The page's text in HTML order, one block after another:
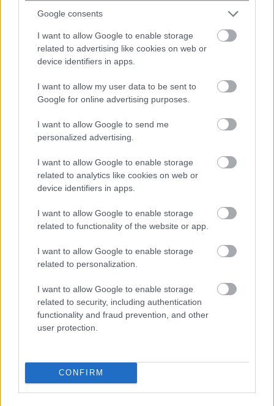
Google consents
I want to allow Google to enable storage
related to advertising like cookies on web or
device identifiers in apps.
I want to allow my user data to be sent to
Google for online advertising purposes.
I want to allow Google to send me
personalized advertising.
I want to allow Google to enable storage
related to analytics like cookies on web or
device identifiers in apps.
I want to allow Google to enable storage
related to functionality of the website or app.
I want to allow Google to enable storage
related to personalization.
I want to allow Google to enable storage
related to security, including authentication
functionality and fraud prevention, and other
user protection.
CONFIRM
ετών, εφόσον ανακάμψει οικονομικά.